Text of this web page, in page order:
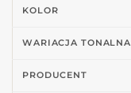
KOLOR
WARIACJA TONALNA
PRODUCENT